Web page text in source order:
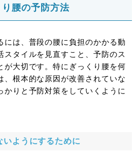
り腰の予防方法
には、普段の腰に負担のかかる動
スタイルを見直すこと、予防のス
が大切です。特にぎっくり腰を何
、根本的な原因が改善されていな
かりと予防対策をしていくように
ようにするために